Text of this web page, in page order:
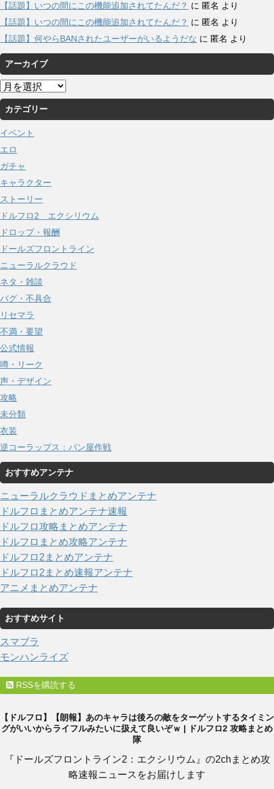
【話題】いつの間にこの機能追加されてたんだ？ に 匿名 より
【話題】いつの間にこの機能追加されてたんだ？ に 匿名 より
【話題】何やらBANされたユーザーがいるようだな に 匿名 より
アーカイブ
ア
ー
カ
イ
ブ
カテゴリー
イベント
エロ
ガチャ
キャラクター
ストーリー
ドルフロ2 エクシリウム
ドロップ・報酬
ドールズフロントライン
ニューラルクラウド
ネタ・雑談
バグ・不具合
リセマラ
不満・要望
公式情報
噂・リーク
声・デザイン
攻略
未分類
衣装
逆コーラップス：パン屋作戦
おすすめアンテナ
ニューラルクラウドまとめアンテナ
ドルフロまとめアンテナ速報
ドルフロ攻略まとめアンテナ
ドルフロまとめ攻略アンテナ
ドルフロ2まとめアンテナ
ドルフロ2まとめ速報アンテナ
アニメまとめアンテナ
おすすめサイト
スマブラ
モンハンライズ
RSSを購読する
【ドルフロ】【朗報】あのキャラは後ろの敵をターゲットするタイミン
グがいいからライフルみたいに扱えて良いぞｗ | ドルフロ2 攻略まとめ
隊
『ドールズフロントライン2：エクシリウム』の2chまとめ攻
略速報ニュースをお届けします